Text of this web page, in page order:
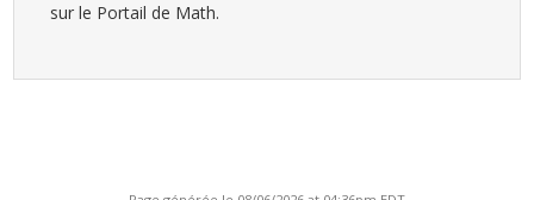
sur le Portail de Math.